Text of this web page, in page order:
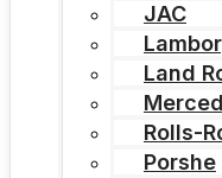
JAC
Land
Rolls-
Porshe